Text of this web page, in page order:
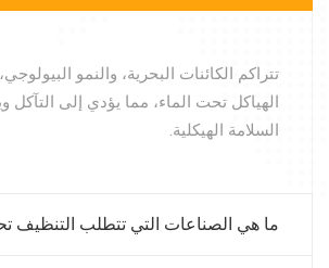
تتراكم الكائنات البحرية، والنمو
الهياكل تحت الماء، مما يؤدي إلى التآكل
السلامة الهيكلية.
ما هي الصناعات التي تتطلب التنظيف